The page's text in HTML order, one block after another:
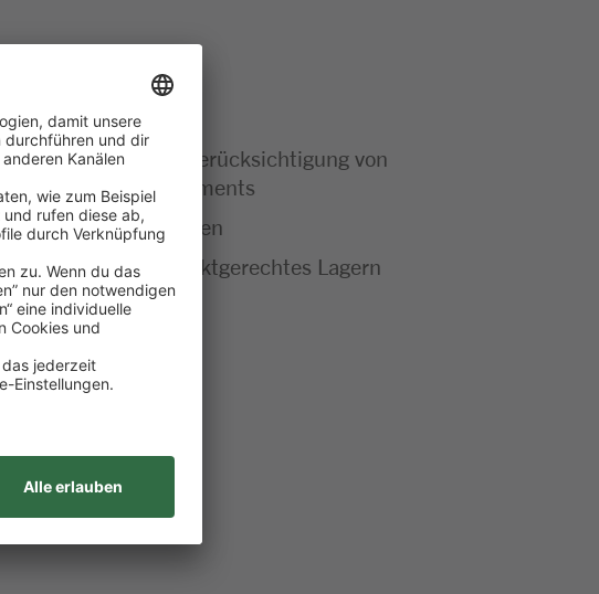
unter Berücksichtigung von
Qualitätsmanagements
sowie Anlagen
und du lernst produktgerechtes Lagern